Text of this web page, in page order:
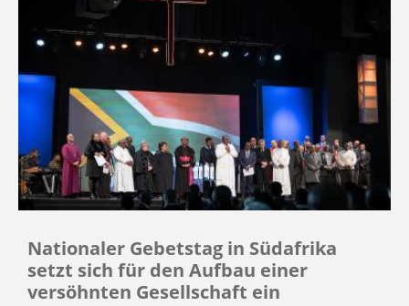
Nationaler Gebetstag in Südafrika
setzt sich für den Aufbau einer
versöhnten Gesellschaft ein